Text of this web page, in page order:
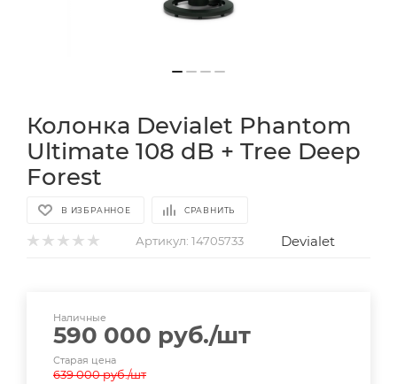
Колонка Devialet Phantom
Ultimate 108 dB + Tree Deep
Forest
В ИЗБРАННОЕ СРАВНИТЬ
Артикул: 14705733 Devialet
Наличные
590 000 руб./шт
Старая цена
639 000руб./шт